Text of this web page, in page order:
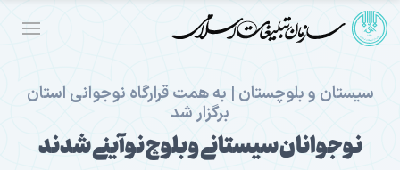
سیستان و بلوچستان | به همت قرارگاه نوجوانی استان
برگزار شد
نوجوانان سیستانی و بلوچ نوآینی شدند